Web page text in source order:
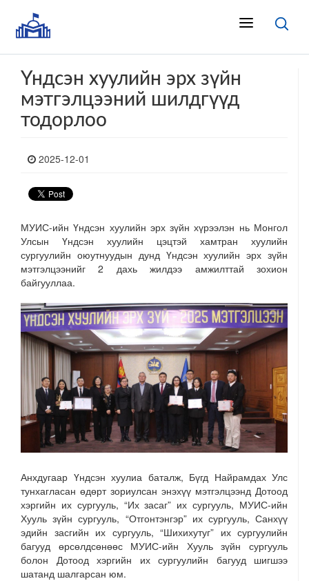
Үндсэн хуулийн эрх зүйн
мэтгэлцээний шилдгүүд
тодорлоо
2025-12-01
МУИС-ийн Үндсэн хуулийн эрх зүйн хүрээлэн нь Монгол
Улсын Үндсэн хуулийн цэцтэй хамтран хуулийн
сургуулийн оюутнуудын дунд Үндсэн хуулийн эрх зүйн
мэтгэлцээнийг 2 дахь жилдээ амжилттай зохион
байгууллаа.
Анхдугаар Үндсэн хуулиа баталж, Бүгд Найрамдах Улс
тунхагласан өдөрт зориулсан энэхүү мэтгэлцээнд Дотоод
хэргийн их сургууль, “Их засаг” их сургууль, МУИС-ийн
Хууль зүйн сургууль, “Отгонтэнгэр” их сургууль, Санхүү
эдийн засгийн их сургууль, “Шихихутуг” их сургуулийн
багууд өрсөлдсөнөөс МУИС-ийн Хууль зүйн сургууль
болон Дотоод хэргийн их сургуулийн багууд шигшээ
шатанд шалгарсан юм.